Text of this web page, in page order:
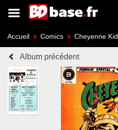
Accueil Comics Cheyenne Kid
Album précédent